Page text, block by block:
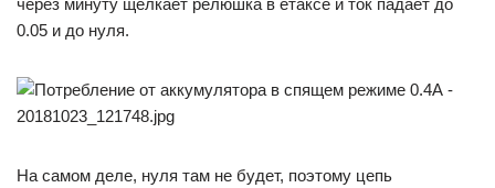
через минуту щелкает релюшка в етаксе и ток падает до
0.05 и до нуля.
На самом деле, нуля там не будет, поэтому цепь